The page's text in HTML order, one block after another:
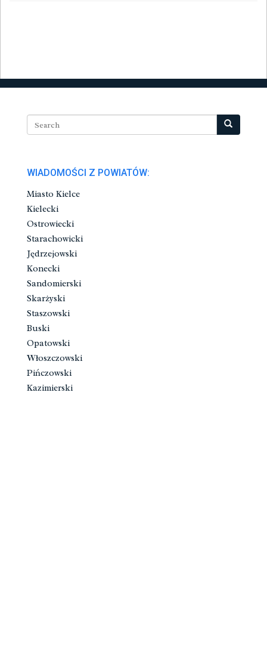
WIADOMOŚCI Z POWIATÓW:
Miasto Kielce
Kielecki
Ostrowiecki
Starachowicki
Jędrzejowski
Konecki
Sandomierski
Skarżyski
Staszowski
Buski
Opatowski
Włoszczowski
Pińczowski
Kazimierski